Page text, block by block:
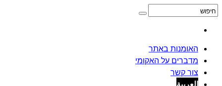
האומנות באתר
מדברים על האקומי
צור קשר
العربية